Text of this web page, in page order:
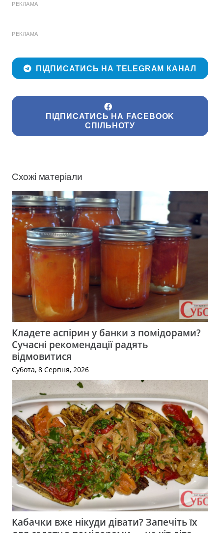
РЕКЛАМА
РЕКЛАМА
ПІДПИСАТИСЬ НА TELEGRAM КАНАЛ
ПІДПИСАТИСЬ НА FACEBOOK
СПІЛЬНОТУ
Схожі матеріали
Кладете аспірин у банки з помідорами?
Сучасні рекомендації радять
відмовитися
Субота, 8 Серпня, 2026
Кабачки вже нікуди дівати? Запечіть їх